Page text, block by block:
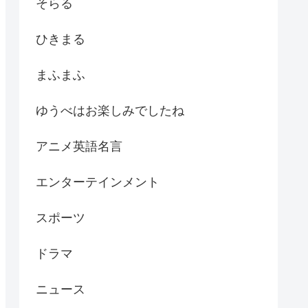
そらる
ひきまる
まふまふ
ゆうべはお楽しみでしたね
アニメ英語名言
エンターテインメント
スポーツ
ドラマ
ニュース